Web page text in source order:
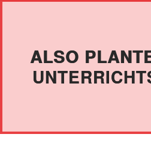
ALSO